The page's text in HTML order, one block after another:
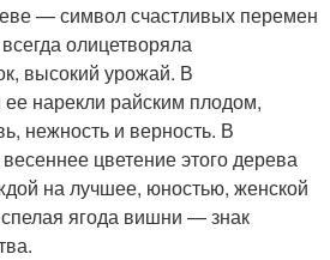
— символ счастливых перемен
олицетворяла
высокий урожай. В
ее нарекли райским плодом,
нежность и верность. В
цветение этого дерева
на лучшее, юностью, женской
ягода вишни — знак